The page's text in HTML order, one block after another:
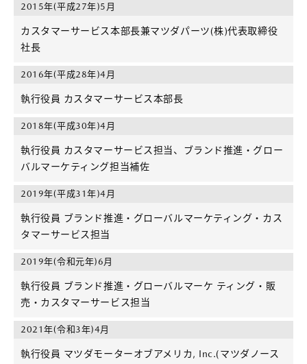
2015年(平成27年)5月
カスタマーサービス本部長兼マツダパーツ(株)代表取締役
社長
2016年(平成28年)4月
執行役員 カスタマーサービス本部長
2018年(平成30年)4月
執行役員 カスタマーサービス担当、ブランド推進・グロー
バルマーケティング担当補佐
2019年(平成31年)4月
執行役員 ブランド推進・グローバルマーケティング・カス
タマーサービス担当
2019年(令和元年)6月
執行役員 ブランド推進・グローバルマーケ ティング・販
売・カスタマーサービス担当
2021年(令和3年)4月
執行役員 マツダモーターオブアメリカ, Inc.(マツダノース